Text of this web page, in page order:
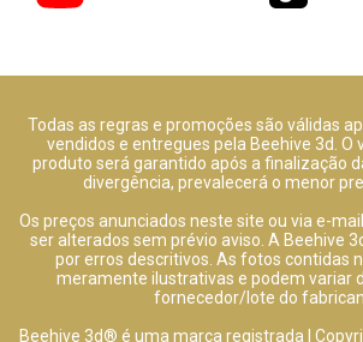
Todas as regras e promoções são válidas
vendidos e entregues pela Beehive 3d. O
produto será garantido após a finalização
divergência, prevalecerá o menor
Os preços anunciados neste site ou via e-
ser alterados sem prévio aviso. A Beehive
por erros descritivos. As fotos contidas
meramente ilustrativas e podem variar
fornecedor/lote do
Beehive 3d® é uma marca registrada |